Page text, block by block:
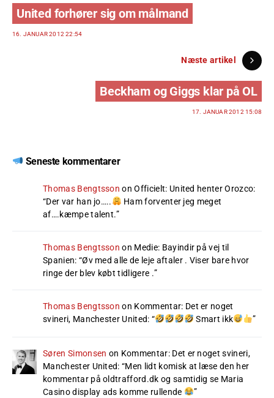
United forhører sig om målmand
16. JANUAR 2012 22:54
Næste artikel
Beckham og Giggs klar på OL
17. JANUAR 2012 15:08
Seneste kommentarer
Thomas Bengtsson onOfficielt: United henter Orozco:
“Der var han jo…..
Ham forventer jeg meget
af….kæmpe talent.”
Thomas Bengtsson on Medie: Bayindir på vej til
Spanien: “Øv med alle de leje aftaler . Viser bare hvor
ringe der blev købt tidligere .”
Thomas Bengtsson on Kommentar: Det er noget
svineri, Manchester United: “ Smart ikk ”
Søren Simonsen on Kommentar: Det er noget svineri,
Manchester United: “Men lidt komisk at læse den her
kommentar på oldtrafford.dk og samtidig se Maria
Casino display ads komme rullende
”